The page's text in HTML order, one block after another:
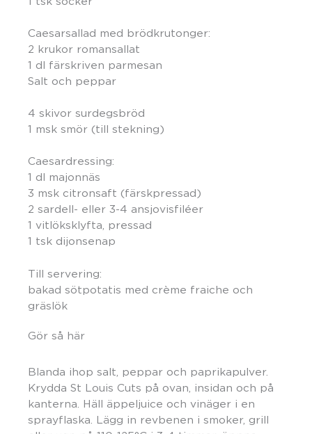
Caesarsallad med brödkrutonger:
2 krukor romansallat
1 dl färskriven parmesan
Salt och peppar
4 skivor surdegsbröd
1 msk smör (till stekning)
Caesardressing:
1 dl majonnäs
3 msk citronsaft (färskpressad)
2 sardell- eller 3-4 ansjovisfiléer
1 vitlöksklyfta, pressad
1 tsk dijonsenap
Till servering:
bakad sötpotatis med crème fraiche och
gräslök
Gör så här
Blanda ihop salt, peppar och paprikapulver.
Krydda St Louis Cuts på ovan, insidan och på
kanterna. Häll äppeljuice och vinäger i en
sprayflaska. Lägg in revbenen i smoker, grill